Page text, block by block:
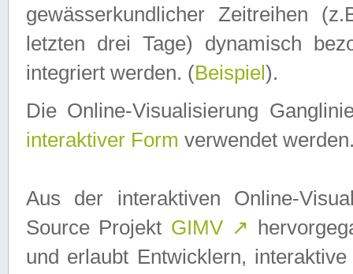
gewässerkundlicher Zeitreihen
letzten drei Tage) dynamisch
integriert werden. (Beispiel ).
Die Online-Visualisierung
interaktiver Form verwendet
Aus der interaktiven Online-
Source Projekt GIMV ↗
und erlaubt Entwicklern,